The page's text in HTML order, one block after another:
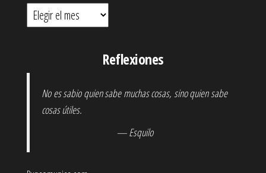
Hemeroteca
Reflexiones
No es sabio quien sabe muchas cosas, sino quien sabe
cosas útiles.
— Esquilo